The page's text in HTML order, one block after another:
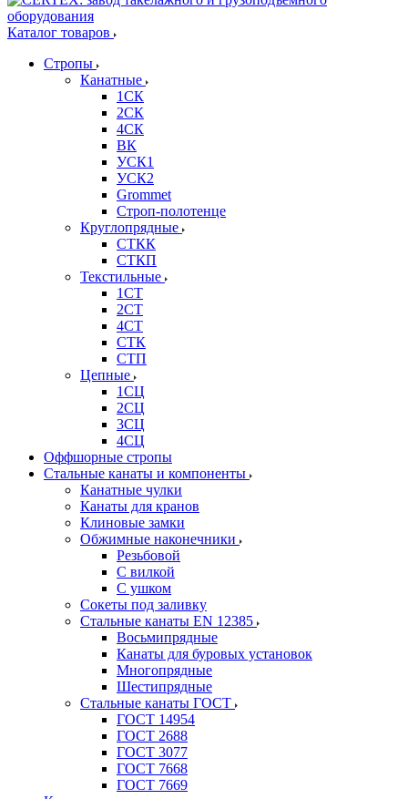
Каталог товаров
Стропы
Канатные
1СК
2СК
4СК
ВК
УСК1
УСК2
Grommet
Строп-полотенце
Круглопрядные
СТКК
СТКП
Текстильные
1СТ
2СТ
4СТ
СТК
СТП
Цепные
1СЦ
2СЦ
3СЦ
4СЦ
Оффшорные стропы
Стальные канаты и компоненты
Канатные чулки
Канаты для кранов
Клиновые замки
Обжимные наконечники
Резьбовой
С вилкой
С ушком
Сокеты под заливку
Стальные канаты EN 12385
Восьмипрядные
Канаты для буровых установок
Многопрядные
Шестипрядные
Стальные канаты ГОСТ
ГОСТ 14954
ГОСТ 2688
ГОСТ 3077
ГОСТ 7668
ГОСТ 7669